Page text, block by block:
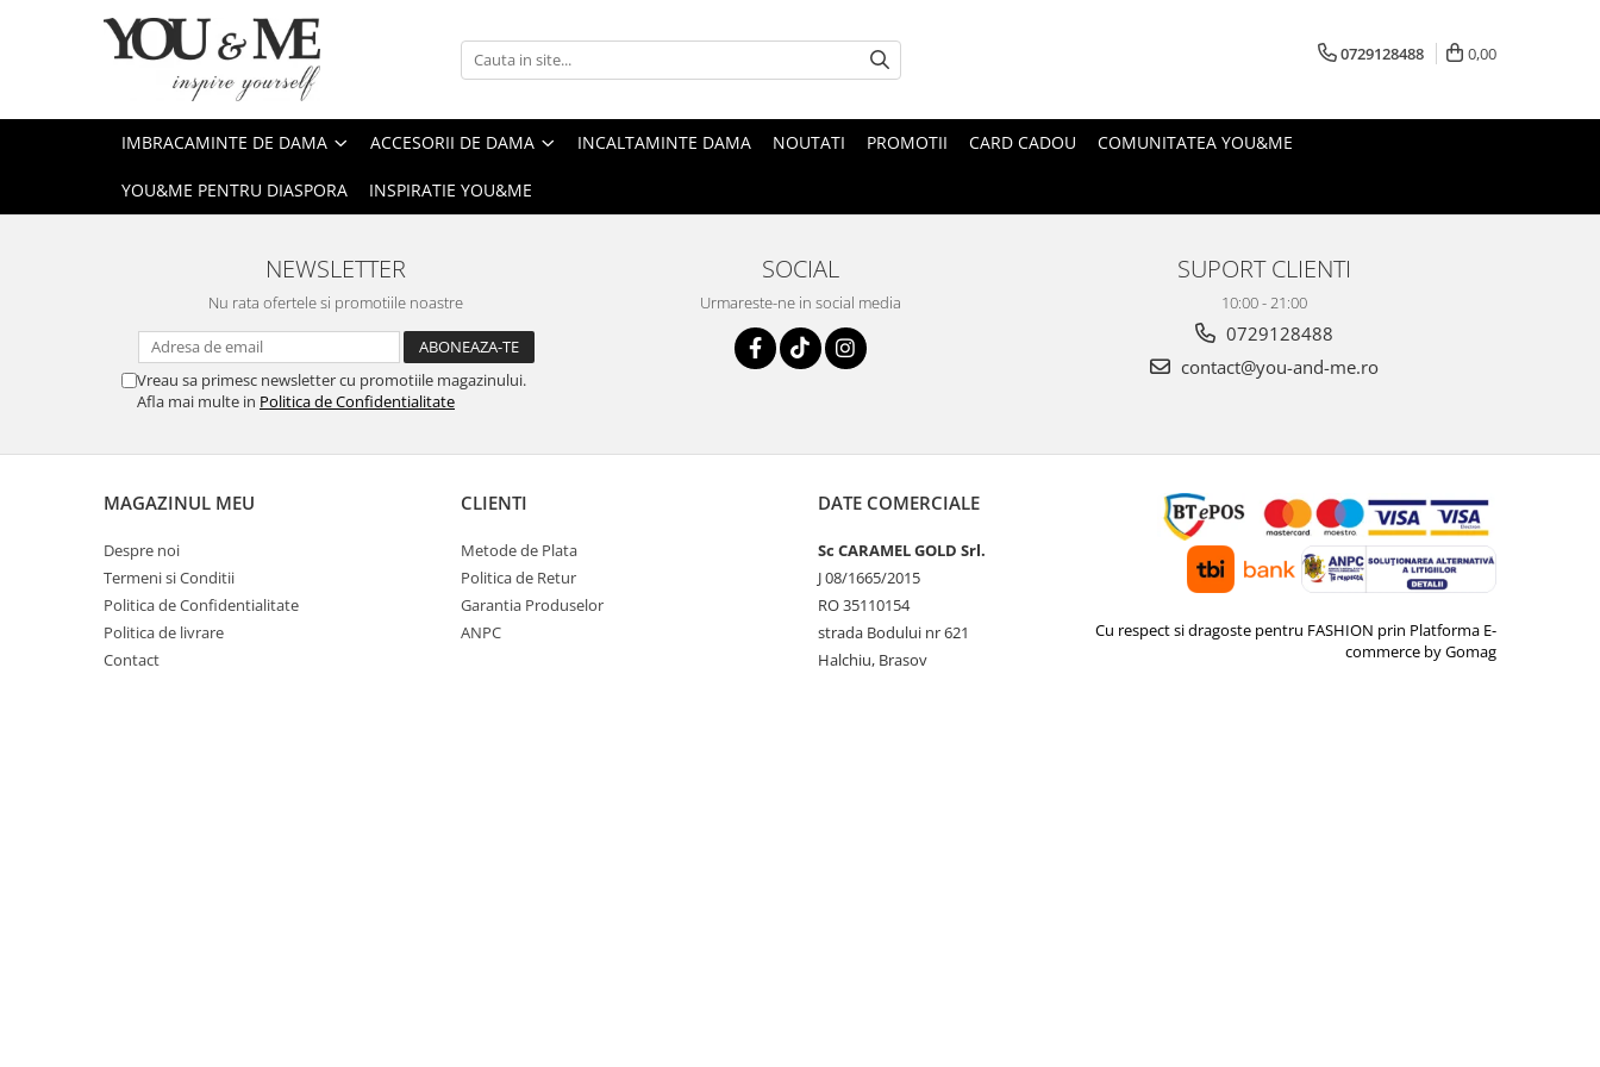
Imbracaminte de dama
Geci si jachete
Tricouri si topuri
Sacouri
Costume de baie
Accesorii de dama
Coliere si brose
0729128488 0,00
IMBRACAMINTE DE DAMA ACCESORII DE DAMA INCALTAMINTE DAMA NOUTATI PROMOTII CARD CADOU COMUNITATEA YOU&ME
YOU&ME PENTRU DIASPORA INSPIRATIE YOU&ME
NEWSLETTER
Nu rata ofertele si promotiile noastre
Vreau sa primesc newsletter cu promotiile magazinului.
Afla mai multe in Politica de Confidentialitate
SOCIAL
Urmareste-ne in social media
SUPORT CLIENTI
10:00 - 21:00
0729128488
contact@you-and-me.ro
MAGAZINUL MEU
Despre noi
Termeni si Conditii
Politica de Confidentialitate
Politica de livrare
Contact
CLIENTI
Metode de Plata
Politica de Retur
Garantia Produselor
ANPC
DATE COMERCIALE
Sc CARAMEL GOLD Srl.
J 08/1665/2015
RO 35110154
strada Bodului nr 621
Halchiu, Brasov
Cu respect si dragoste pentru FASHION prin Platforma E-
commerce by Gomag